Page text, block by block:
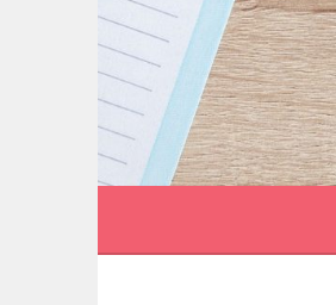
İçeriğe
geç